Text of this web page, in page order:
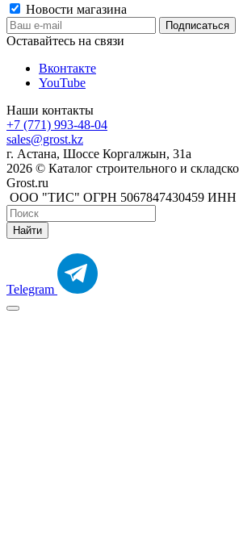
Новости магазина
Оставайтесь на связи
Вконтакте
YouTube
Наши контакты
+7 (771) 993-48-04
sales@grost.kz
г. Астана, Шоссе Коргалжын, 31а
2026 © Каталог строительного и
Grost.ru
ООО "ТИС" ОГРН 5067847430459 ИНН
Найти
Telegram